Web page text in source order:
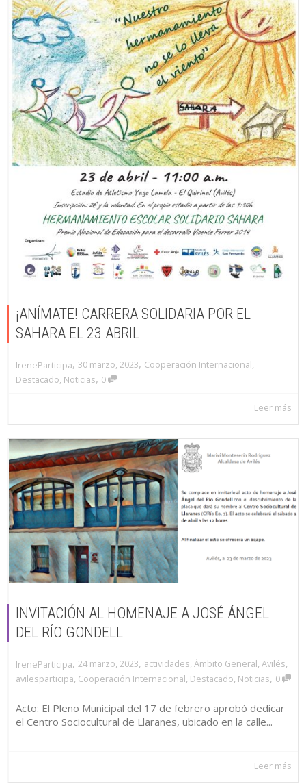
¡ANÍMATE! CARRERA SOLIDARIA POR EL
SAHARA EL 23 ABRIL
IreneParticipa, 30 marzo, 2023, Cooperación Internacional,
Destacado, Noticias, 0
Leer más
INVITACIÓN AL HOMENAJE A JOSÉ ÁNGEL
DEL RÍO GONDELL
IreneParticipa, 24 marzo, 2023, actividades, Ámbito General, Avilés,
avilesparticipa, Cooperación Internacional, Destacado, Noticias, 0
Acto: El Pleno Municipal del 17 de febrero aprobó dedicar
el Centro Sociocultural de Llaranes, ubicado en la calle...
Leer más